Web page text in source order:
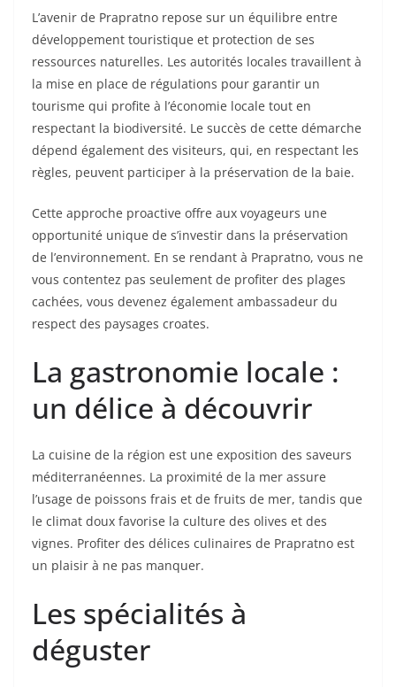
L’avenir de Prapratno repose sur un équilibre entre
développement touristique et protection de ses
ressources naturelles. Les autorités locales travaillent à
la mise en place de régulations pour garantir un
tourisme qui profite à l’économie locale tout en
respectant la biodiversité. Le succès de cette démarche
dépend également des visiteurs, qui, en respectant les
règles, peuvent participer à la préservation de la baie.
Cette approche proactive offre aux voyageurs une
opportunité unique de s’investir dans la préservation
de l’environnement. En se rendant à Prapratno, vous ne
vous contentez pas seulement de profiter des plages
cachées, vous devenez également ambassadeur du
respect des paysages croates.
La gastronomie locale :
un délice à découvrir
La cuisine de la région est une exposition des saveurs
méditerranéennes. La proximité de la mer assure
l’usage de poissons frais et de fruits de mer, tandis que
le climat doux favorise la culture des olives et des
vignes. Profiter des délices culinaires de Prapratno est
un plaisir à ne pas manquer.
Les spécialités à
déguster